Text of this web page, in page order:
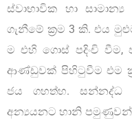
ස්වාභාවික හා
ගැනීමේ ක‍්‍රම 3 කි. එය
ම එහි ගොස් පදිංචි වීම,
ආණ්ඩුවක් පිහිටුවීම එම
ජය ගහත්හ.
අන්‍යයනට හානි